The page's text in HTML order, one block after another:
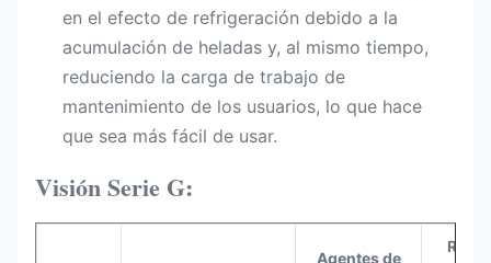
en el efecto de refrigeración debido a la
acumulación de heladas y, al mismo tiempo,
reduciendo la carga de trabajo de
mantenimiento de los usuarios, lo que hace
que sea más fácil de usar.
Visión Serie G:
Agentes de